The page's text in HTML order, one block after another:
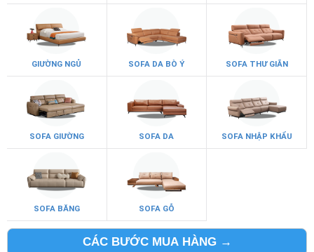
GIƯỜNG NGỦ SOFA DA BÒ Ý SOFA THƯ GIÃN
SOFA GIƯỜNG SOFA DA SOFA NHẬP KHẨU
SOFA BĂNG SOFA GỖ
CÁC BƯỚC MUA HÀNG →